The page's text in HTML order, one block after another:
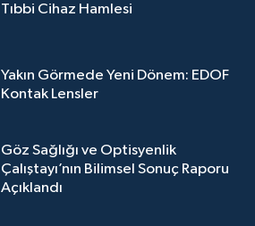
Tıbbi Cihaz Hamlesi
Yakın Görmede Yeni Dönem: EDOF
Kontak Lensler
Göz Sağlığı ve Optisyenlik
Çalıştayı’nın Bilimsel Sonuç Raporu
Açıklandı